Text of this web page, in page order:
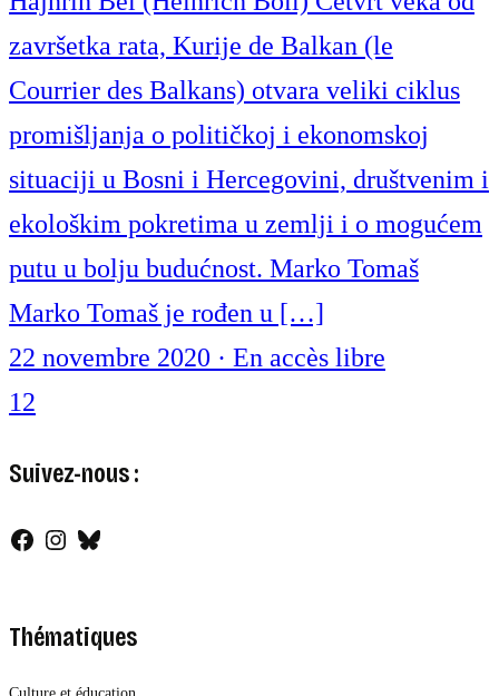
završetka rata, Kurije de Balkan (le
Courrier des Balkans) otvara veliki ciklus
promišljanja o političkoj i ekonomskoj
situaciji u Bosni i Hercegovini, društvenim i
ekološkim pokretima u zemlji i o mogućem
putu u bolju budućnost. Marko Tomaš
Marko Tomaš je rođen u […]
22 novembre 2020 · En accès libre
12
Suivez-nous :
Facebook
Instagram
Bluesky
Thématiques